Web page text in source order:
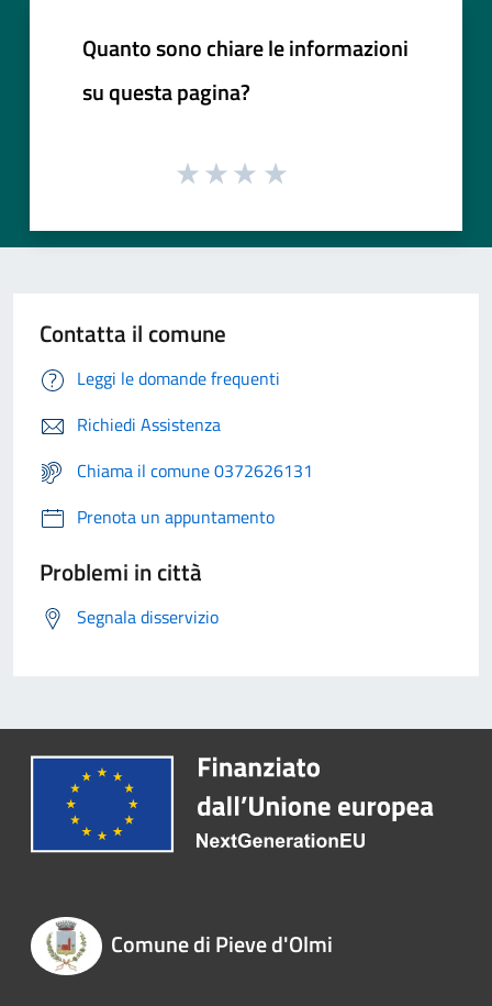
Quanto sono chiare le informazioni
su questa pagina?
Contatta il comune
Leggi le domande frequenti
Richiedi Assistenza
Chiama il comune 0372626131
Prenota un appuntamento
Problemi in città
Segnala disservizio
Comune di Pieve d'Olmi